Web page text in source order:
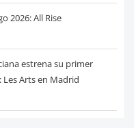
2026: All Rise
estrena su primer
Arts en Madrid